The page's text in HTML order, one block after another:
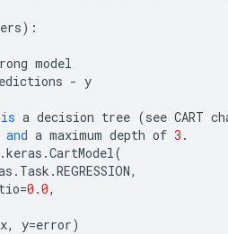
):
model
- y
is a decision tree (see CART
and a maximum depth of 3 .
.keras .CartModel(
. Task .REGRESSION,
=0.0,
x, y=error)